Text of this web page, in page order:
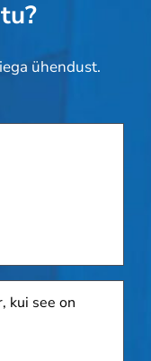
ühendust.